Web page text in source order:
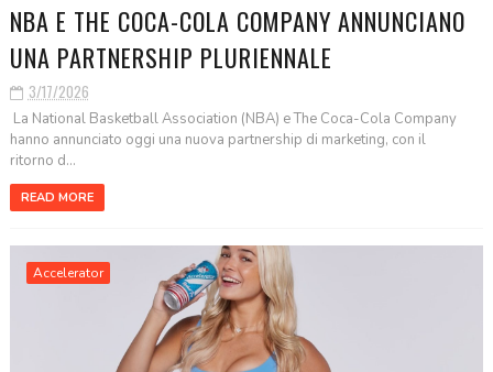
NBA E THE COCA-COLA COMPANY ANNUNCIANO
UNA PARTNERSHIP PLURIENNALE
3/17/2026
La National Basketball Association (NBA) e The Coca-Cola Company
hanno annunciato oggi una nuova partnership di marketing, con il
ritorno d...
READ MORE
Accelerator